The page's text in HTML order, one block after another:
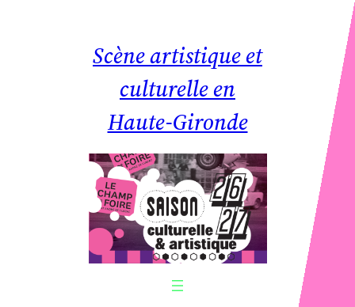
Scène artistique et
culturelle en
Haute-Gironde